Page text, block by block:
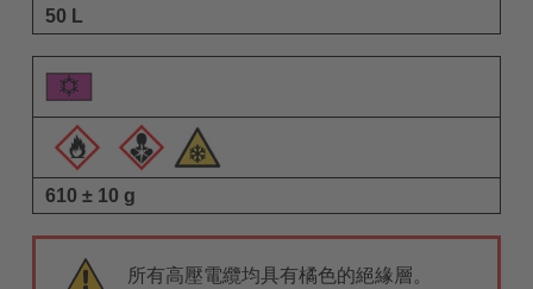
50 L
610 ± 10 g
所有高壓電纜均具有橘色的絕緣層。